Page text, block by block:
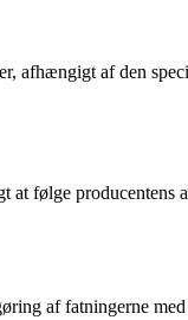
afhængigt af den
at følge producentens
af fatningerne